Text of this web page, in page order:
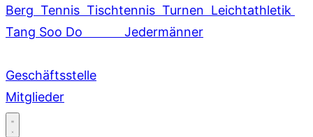
Berg Tennis Tischtennis Turnen Leichtathletik
Tang Soo Do
Jedermänner
Geschäftsstelle
Mitglieder